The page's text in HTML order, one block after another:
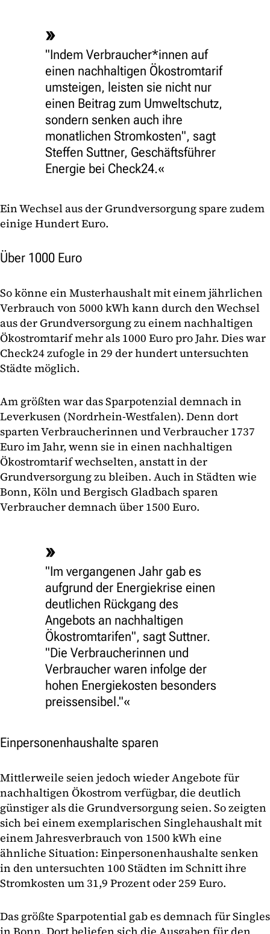
"Indem Verbraucher*innen auf
einen nachhaltigen Ökostromtarif
umsteigen, leisten sie nicht nur
einen Beitrag zum Umweltschutz,
sondern senken auch ihre
monatlichen Stromkosten", sagt
Steffen Suttner, Geschäftsführer
Energie bei Check24.
Ein Wechsel aus der Grundversorgung spare zudem
einige Hundert Euro.
Über 1000 Euro
So könne ein Musterhaushalt mit einem jährlichen
Verbrauch von 5000 kWh kann durch den Wechsel
aus der Grundversorgung zu einem nachhaltigen
Ökostromtarif mehr als 1000 Euro pro Jahr. Dies war
Check24 zufogle in 29 der hundert untersuchten
Städte möglich.
Am größten war das Sparpotenzial demnach in
Leverkusen (Nordrhein-Westfalen). Denn dort
sparten Verbraucherinnen und Verbraucher 1737
Euro im Jahr, wenn sie in einen nachhaltigen
Ökostromtarif wechselten, anstatt in der
Grundversorgung zu bleiben. Auch in Städten wie
Bonn, Köln und Bergisch Gladbach sparen
Verbraucher demnach über 1500 Euro.
"Im vergangenen Jahr gab es
aufgrund der Energiekrise einen
deutlichen Rückgang des
Angebots an nachhaltigen
Ökostromtarifen", sagt Suttner.
"Die Verbraucherinnen und
Verbraucher waren infolge der
hohen Energiekosten besonders
preissensibel."
Einpersonenhaushalte sparen
Mittlerweile seien jedoch wieder Angebote für
nachhaltigen Ökostrom verfügbar, die deutlich
günstiger als die Grundversorgung seien. So zeigten
sich bei einem exemplarischen Singlehaushalt mit
einem Jahresverbrauch von 1500 kWh eine
ähnliche Situation: Einpersonenhaushalte senken
in den untersuchten 100 Städten im Schnitt ihre
Stromkosten um 31,9 Prozent oder 259 Euro.
Das größte Sparpotential gab es demnach für Singles